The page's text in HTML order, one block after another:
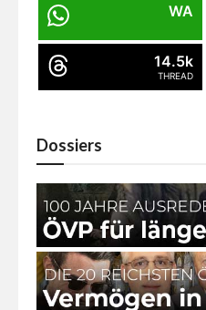
WA
14.5k
THREAD
Dossiers